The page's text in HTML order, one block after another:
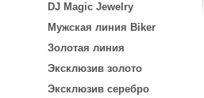
DJ Magic Jewelry
Мужская линия Biker
Золотая линия
Эксклюзив золото
Эксклюзив серебро